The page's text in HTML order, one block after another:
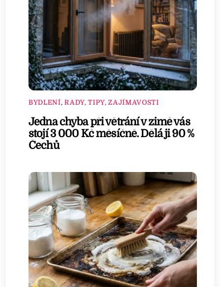
BYDLENÍ,RADY, TIPY, ZAJÍMAVOSTI
Jedna chyba při větrání v zimě vás
stojí 3 000 Kč měsíčně. Dělá ji 90 %
Čechů